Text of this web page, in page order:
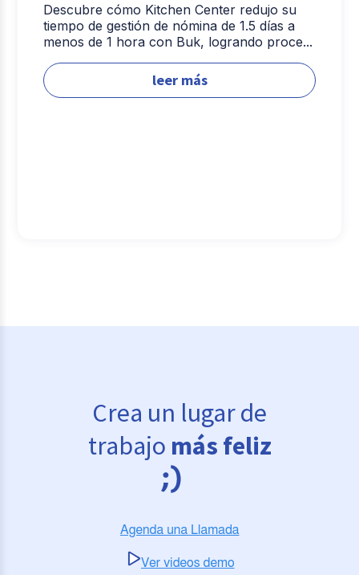
Descubre cómo Kitchen Center redujo su
tiempo de gestión de nómina de 1.5 días a
menos de 1 hora con Buk, logrando proce...
leer más
Crea un lugar de
trabajo más feliz